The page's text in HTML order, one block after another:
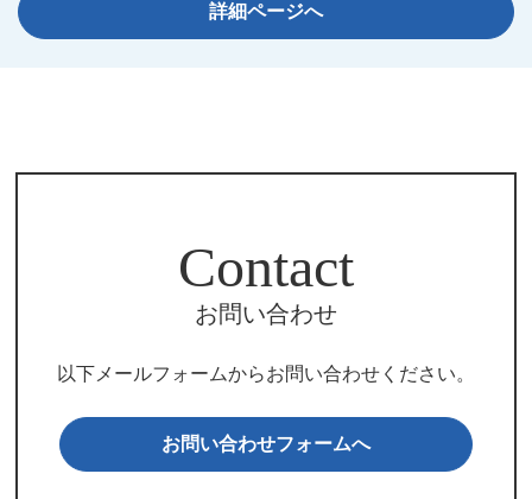
詳細ページへ
Contact
お問い合わせ
以下メールフォームからお問い合わせください。
お問い合わせフォームへ